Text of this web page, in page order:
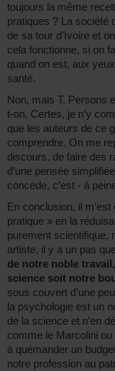
toujours la même
pratiques ? La société
de sa tour d’Ivoire et
cela fonctionne, si on
quand on est, aux
santé.
Non, mais T. Persons
t-on. Certes, je n’y
que les auteurs de ce
comprendre. On me
discours, de faire des
d’une pensée
concède, c’est - à
En conclusion, il
pratique » en la
purement scientifique,
artiste, il y a un pas
de notre noble
science soit notre
sous couvert d’une
la psychologie est un
de la science et n’en
comme le Marcolini
à quémander un
notre profession au